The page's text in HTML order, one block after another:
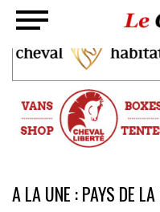
A LA UNE : PAYS DE LA